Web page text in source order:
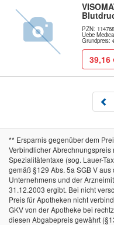
PZN:
Uebe
Grundpreis:
39,16
** Ersparnis gegenüber dem
Verbindlicher Abrechnungspreis
Spezialitätentaxe (sog. Lauer-
gemäß §129 Abs. 5a SGB V
Unternehmens und der
31.12.2003 ergibt. Bei nicht
Preis für Apotheken nicht
GKV von der Apotheke bei
diesen Abgabepreis gewährt